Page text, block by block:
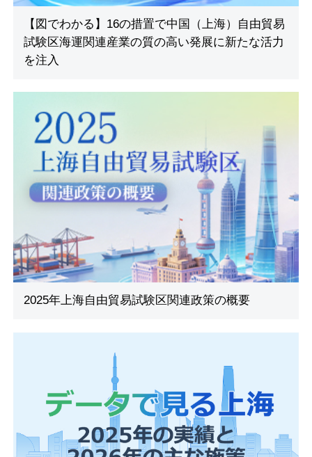
【図でわかる】16の措置で中国（上海）自由貿易
試験区海運関連産業の質の高い発展に新たな活力
を注入
2025年上海自由貿易試験区関連政策の概要